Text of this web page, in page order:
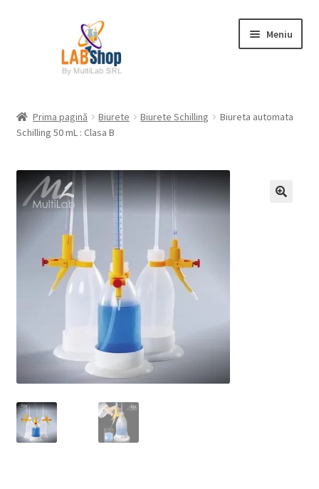
Meniu
Contul meu
Coș
Plată
Request a Quote
Condiții generale
Contact
Prima pagină Biurete Biurete Schilling
Biureta automata
Schilling 50 mL : Clasa B